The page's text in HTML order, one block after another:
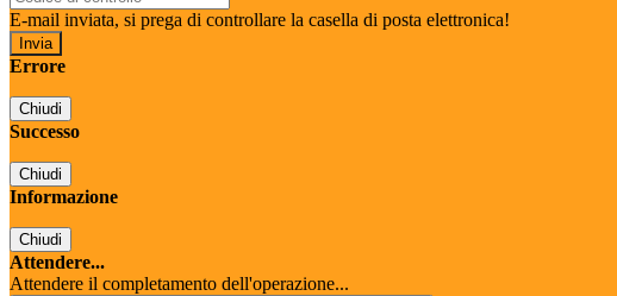
E-mail inviata, si prega di controllare la casella di posta elettronica!
Errore
Chiudi
Successo
Chiudi
Informazione
Chiudi
Attendere...
Attendere il completamento dell'operazione...